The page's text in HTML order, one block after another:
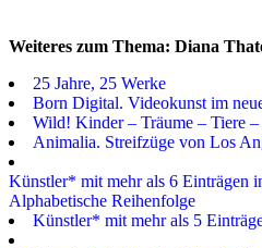
Weiteres zum Thema: Diana
25 Jahre, 25 Werke
Born Digital. Videokunst im
Wild! Kinder – Träume – Tiere
Animalia. Streifzüge von Los
Künstler* mit mehr als 6 Einträgen
Alphabetische Reihenfolge
Künstler* mit mehr als 5